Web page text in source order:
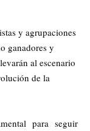
y agrupaciones
ganadores y
al escenario
de la
para seguir